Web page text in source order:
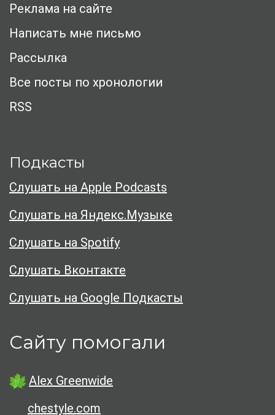
Реклама на сайте
Написать мне письмо
Рассылка
Все посты по хронологии
RSS
Подкасты
Слушать на Apple Podcasts
Слушать на Яндекс.Музыке
Слушать на Spotify
Слушать Вконтакте
Слушать на Google Подкасты
Сайту помогали
Alex Greenwide
chestyle.com